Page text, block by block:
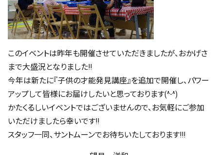
このイベントは昨年も開催させていただきましたが、おかげさ
まで大盛況となりました!!
今年は新たに『子供の才能発見講座』を追加で開催し、パワー
アップして皆様にお届けしたいと思っております(^-^)
かたくるしいイベントではございませんので、お気軽にご参加
いただけましたら幸いです!!
スタッフ一同、サントムーンでお待ちいたしております!!!